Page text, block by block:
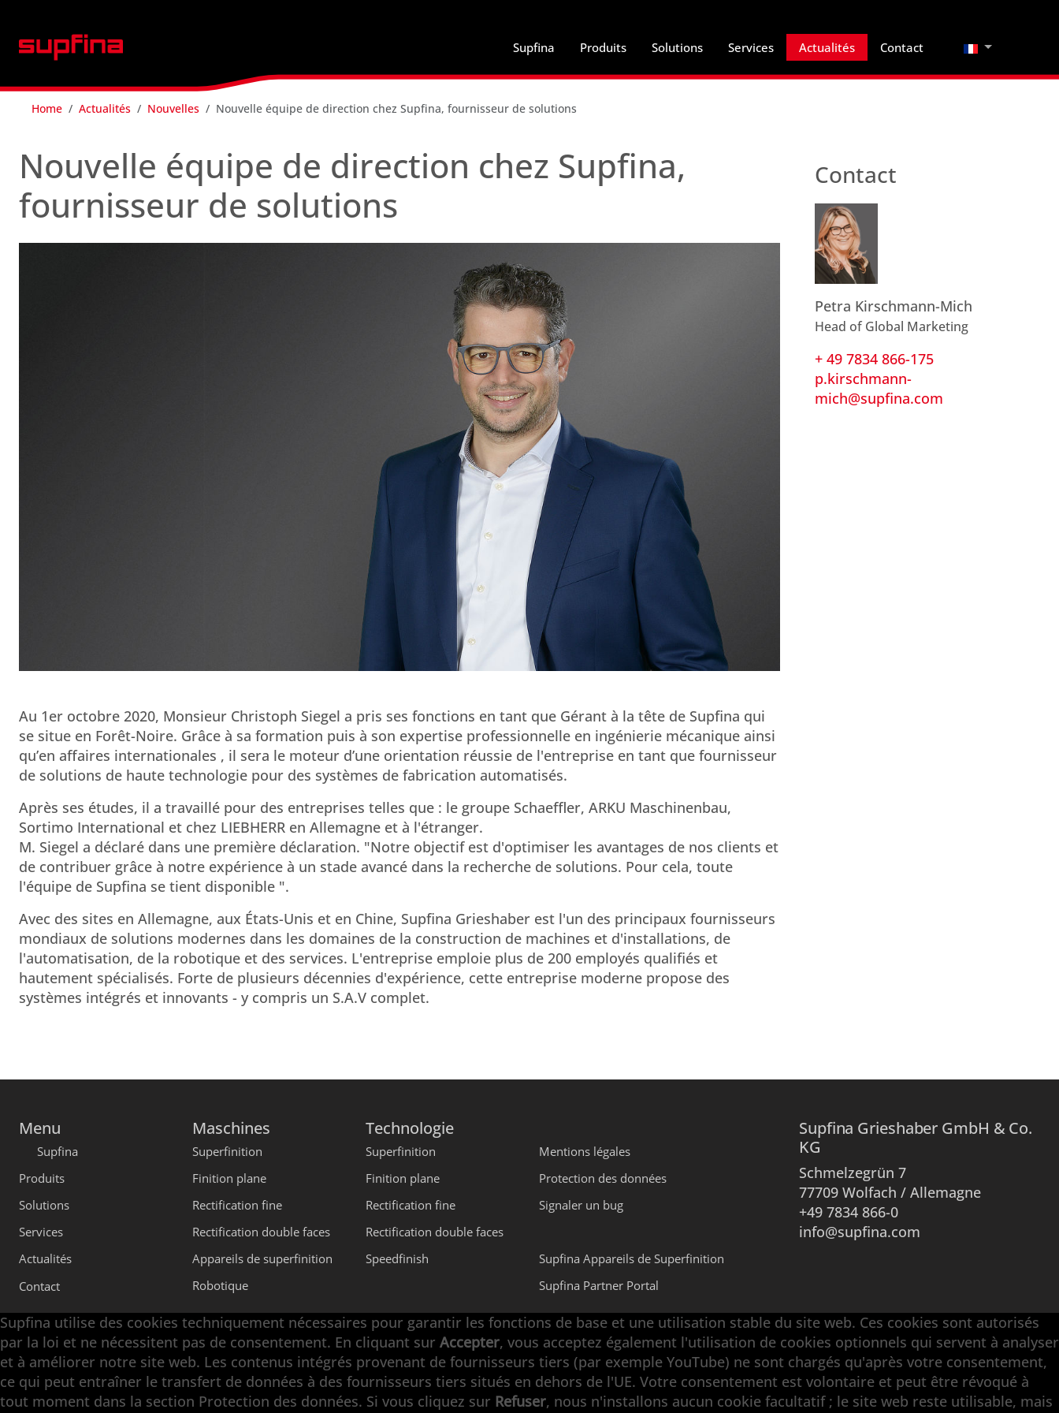
Supfina Produits Solutions Services Actualités Contact Sélectionnez
Home Actualités Nouvelles Nouvelle équipe de direction chez Supfina, fournisseur de solutions
Nouvelle équipe de direction chez Supfina,
fournisseur de solutions
Au 1er octobre 2020, Monsieur Christoph Siegel a pris ses fonctions en tant que Gérant à la tête de Supfina qui
se situe en Forêt-Noire. Grâce à sa formation puis à son expertise professionnelle en ingénierie mécanique ainsi
qu’en affaires internationales , il sera le moteur d’une orientation réussie de l'entreprise en tant que fournisseur
de solutions de haute technologie pour des systèmes de fabrication automatisés.
Après ses études, il a travaillé pour des entreprises telles que : le groupe Schaeffler, ARKU Maschinenbau,
Sortimo International et chez LIEBHERR en Allemagne et à l'étranger.
M. Siegel a déclaré dans une première déclaration. "Notre objectif est d'optimiser les avantages de nos clients et
de contribuer grâce à notre expérience à un stade avancé dans la recherche de solutions. Pour cela, toute
l'équipe de Supfina se tient disponible ".
Avec des sites en Allemagne, aux États-Unis et en Chine, Supfina Grieshaber est l'un des principaux fournisseurs
mondiaux de solutions modernes dans les domaines de la construction de machines et d'installations, de
l'automatisation, de la robotique et des services. L'entreprise emploie plus de 200 employés qualifiés et
hautement spécialisés. Forte de plusieurs décennies d'expérience, cette entreprise moderne propose des
systèmes intégrés et innovants - y compris un S.A.V complet.
Contact
Petra Kirschmann-Mich
Head of Global Marketing
+ 49 7834 866-175
p.kirschmann-
mich@supfina.com
Menu
Supfina
Produits
Solutions
Services
Actualités
Contact
Maschines
Superfinition
Finition plane
Rectification fine
Rectification double faces
Appareils de superfinition
Robotique
Technologie
Superfinition
Finition plane
Rectification fine
Rectification double faces
Speedfinish
Mentions légales
Protection des données
Signaler un bug
Supfina Appareils de Superfinition
Supfina Partner Portal
Supfina Grieshaber GmbH & Co.
KG
Schmelzegrün 7
77709 Wolfach / Allemagne
+49 7834 866-0
info@supfina.com
Engineering with High Precision
Superfinition · Finition plane · Rectification double faces · Rectification fine · Automation · Services
Supfina utilise des cookies techniquement nécessaires pour garantir les fonctions de base et une utilisation stable du site web. Ces cookies sont autorisés
par la loi et ne nécessitent pas de consentement. En cliquant sur Accepter, vous acceptez également l'utilisation de cookies optionnels qui servent à analyser
et à améliorer notre site web. Les contenus intégrés provenant de fournisseurs tiers (par exemple YouTube) ne sont chargés qu'après votre consentement,
ce qui peut entraîner le transfert de données à des fournisseurs tiers situés en dehors de l'UE. Votre consentement est volontaire et peut être révoqué à
tout moment dans la section Protection des données. Si vous cliquez sur Refuser, nous n'installons aucun cookie facultatif ; le site web reste utilisable, mais